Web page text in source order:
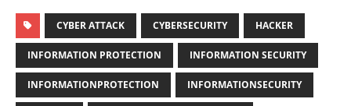
CYBER ATTACK CYBERSECURITY HACKER
INFORMATION PROTECTION INFORMATION SECURITY
INFORMATIONPROTECTION INFORMATIONSECURITY